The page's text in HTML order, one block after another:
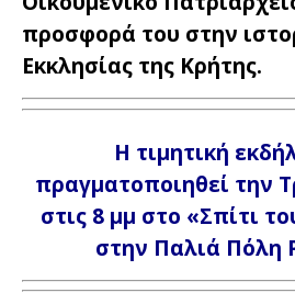
προσφορά του στην
Εκκλησίας της Κρήτης.
Η τιμητική
πραγματοποιηθεί την
στις 8 μμ στο «Σπίτι
στην Παλιά Πόλη